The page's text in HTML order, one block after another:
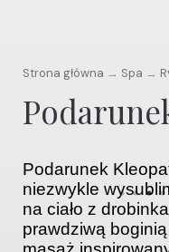
Strona główna → Spa →
Podarunek
niezwykle
na ciało z
prawdziwą boginią